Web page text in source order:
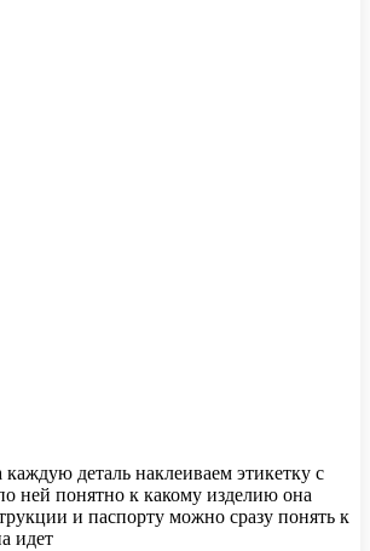
деталь наклеиваем этикетку с
ней понятно к какому изделию она
и паспорту можно сразу понять к
идет